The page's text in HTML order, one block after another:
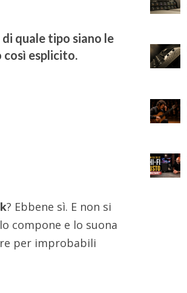
quale tipo siano le
così esplicito.
? Ebbene sì. E non si
compone e lo suona
per improbabili